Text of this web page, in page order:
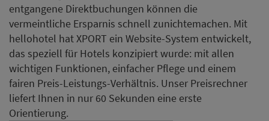
entgangene Direktbuchungen können die
vermeintliche Ersparnis schnell zunichtemachen. Mit
hellohotel hat XPORT ein Website-System entwickelt,
das speziell für Hotels konzipiert wurde: mit allen
wichtigen Funktionen, einfacher Pflege und einem
fairen Preis-Leistungs-Verhältnis. Unser Preisrechner
liefert Ihnen in nur 60 Sekunden eine erste
Orientierung.